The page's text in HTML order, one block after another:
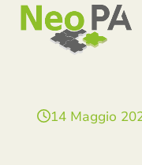
SkipOpen
mobile
menu
Close
mobile
menu
14 Maggio